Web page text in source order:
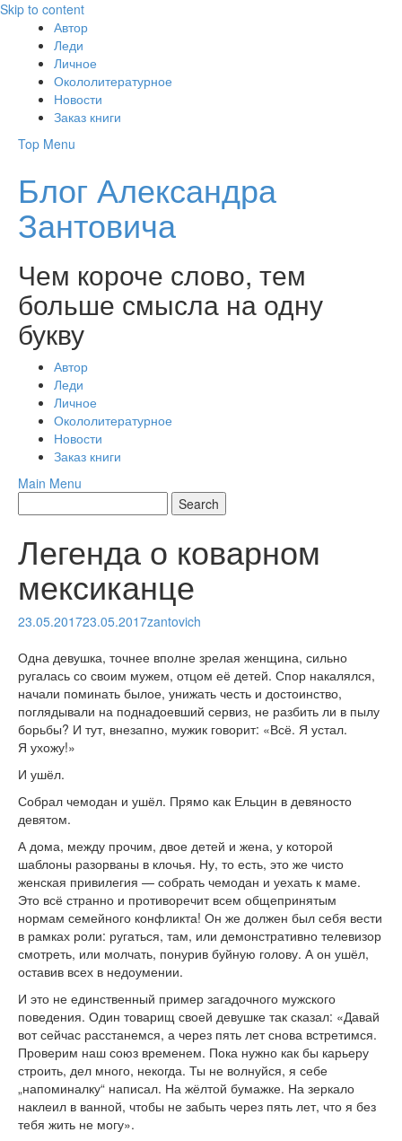
Skip to content
Автор
Леди
Личное
Окололитературное
Новости
Заказ книги
Top Menu
Блог Александра
Зантовича
Чем короче слово, тем
больше смысла на одну
букву
Автор
Леди
Личное
Окололитературное
Новости
Заказ книги
Main Menu
Легенда о коварном
мексиканце
23.05.201723.05.2017zantovich
Одна девушка, точнее вполне зрелая женщина, сильно
ругалась со своим мужем, отцом её детей. Спор накалялся,
начали поминать былое, унижать честь и достоинство,
поглядывали на поднадоевший сервиз, не разбить ли в пылу
борьбы? И тут, внезапно, мужик говорит: «Всё. Я устал.
Я ухожу!»
И ушёл.
Собрал чемодан и ушёл. Прямо как Ельцин в девяносто
девятом.
А дома, между прочим, двое детей и жена, у которой
шаблоны разорваны в клочья. Ну, то есть, это же чисто
женская привилегия — собрать чемодан и уехать к маме.
Это всё странно и противоречит всем общепринятым
нормам семейного конфликта! Он же должен был себя вести
в рамках роли: ругаться, там, или демонстративно телевизор
смотреть, или молчать, понурив буйную голову. А он ушёл,
оставив всех в недоумении.
И это не единственный пример загадочного мужского
поведения. Один товарищ своей девушке так сказал: «Давай
вот сейчас расстанемся, а через пять лет снова встретимся.
Проверим наш союз временем. Пока нужно как бы карьеру
строить, дел много, некогда. Ты не волнуйся, я себе
„напоминалку“ написал. На жёлтой бумажке. На зеркало
наклеил в ванной, чтобы не забыть через пять лет, что я без
тебя жить не могу».